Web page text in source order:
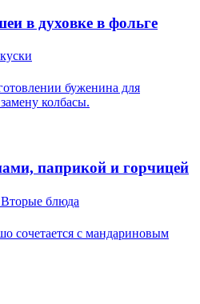
в духовке в фольге
буженина для
колбасы.
паприкой и горчицей
блюда
сочетается с мандариновым